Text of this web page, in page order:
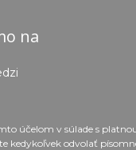
na
účelom v súlade s
kedykoľvek odvolať